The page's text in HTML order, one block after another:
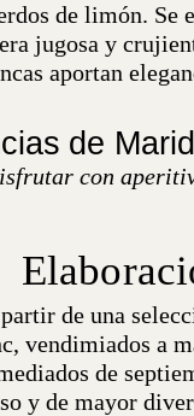
de limón. Se
jugosa y
aportan
de
con
de una
vendimiados a
de
y de mayor